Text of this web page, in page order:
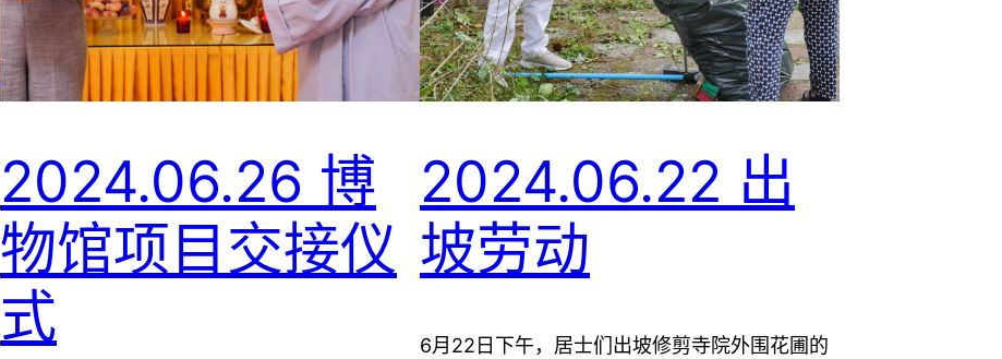
2024.06.26 博
物馆项目交接仪
式
2024.06.22 出
坡劳动
6月22日下午，居士们出坡修剪寺院外围花圃的